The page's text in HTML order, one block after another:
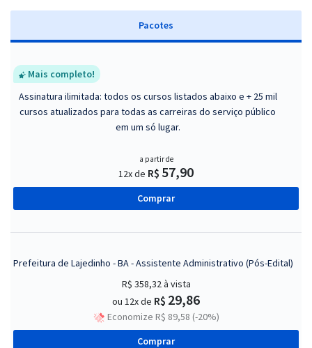
Pacotes
Mais completo!
Assinatura ilimitada: todos os cursos listados abaixo e + 25 mil
cursos atualizados para todas as carreiras do serviço público
em um só lugar.
a partir de
12x de R$ 57,90
Comprar
Prefeitura de Lajedinho - BA - Assistente Administrativo (Pós-Edital)
R$ 358,32à vista
ou 12x de R$ 29,86
Economize R$ 89,58 (-20%)
Comprar